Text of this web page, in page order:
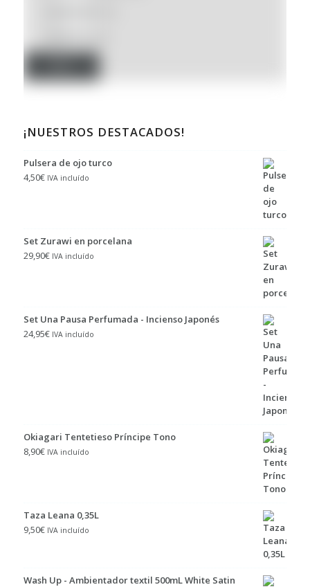
¡NUESTROS DESTACADOS!
Pulsera de ojo turco
4,50€ IVA incluído
Set Zurawi en porcelana
29,90€ IVA incluído
Set Una Pausa Perfumada - Incienso Japonés
24,95€ IVA incluído
Okiagari Tentetieso Príncipe Tono
8,90€ IVA incluído
Taza Leana 0,35L
9,50€ IVA incluído
Wash Up - Ambientador textil 500mL White Satin